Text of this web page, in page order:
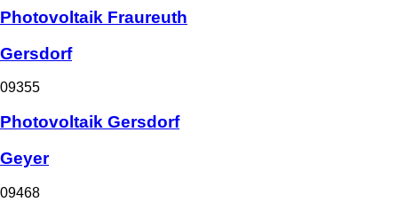
Photovoltaik Fraureuth
Gersdorf
09355
Photovoltaik Gersdorf
Geyer
09468